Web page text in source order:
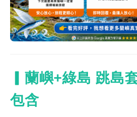
▎蘭嶼+綠島 跳島
包含